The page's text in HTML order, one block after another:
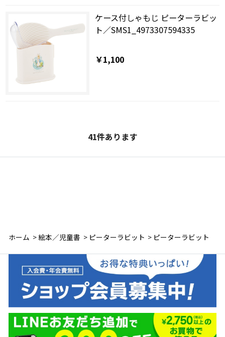
ケース付しゃもじ ピーターラビッ
ト／SMS1_4973307594335
￥1,100
41件あります
ホーム > 絵本／児童書 > ピーターラビット > ピーターラビット